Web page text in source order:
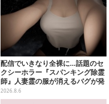
配信でいきなり全裸に…話題のセ
クシーホラー『スパンキング除霊
師』人妻霊の服が消えるバグが発
生。「丸裸になる現象を泣きなが
ら修正しました」と現在はアプデ
2026.8.6